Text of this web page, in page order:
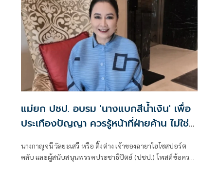
แม่ยก ปชป. อบรม 'นางแบกสีน้ำเงิน' เพื่อ
ประเทืองปัญญา ควรรู้หน้าที่ฝ่ายค้าน ไม่ใช่
สักแต่จะปกป้องรัฐบาล
นางกาญจนี วัลยะเสวี หรือ ติ๊งต่าง เจ้าของฉายาไฮโซสปอร์ต
คลับ และผู้สนับสนุนพรรคประชาธิปัตย์ (ปชป.) โพสต์ข้อความ